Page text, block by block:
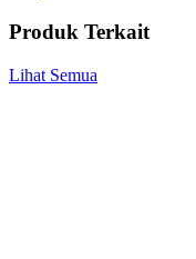
Produk Terkait
Lihat Semua